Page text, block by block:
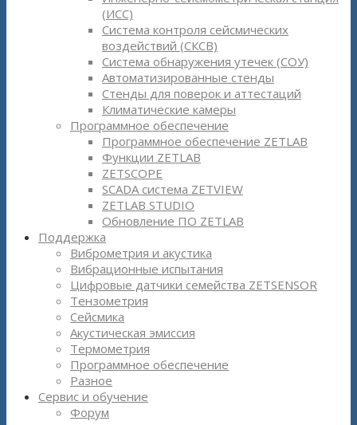
(ИСС)
Система контроля сейсмических
воздействий (СКСВ)
Система обнаружения утечек (СОУ)
Автоматизированные стенды
Стенды для поверок и аттестаций
Климатические камеры
Программное обеспечение
Программное обеспечение ZETLAB
Функции ZETLAB
ZETSCOPE
SCADA система ZETVIEW
ZETLAB STUDIO
Обновление ПО ZETLAB
Поддержка
Виброметрия и акустика
Вибрационные испытания
Цифровые датчики семейства ZETSENSOR
Тензометрия
Сейсмика
Акустическая эмиссия
Термометрия
Программное обеспечение
Разное
Сервис и обучение
Форум